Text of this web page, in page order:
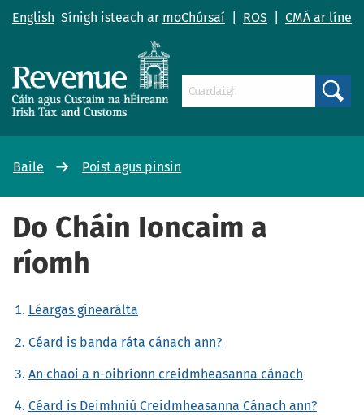
English Sínigh isteach ar moChúrsaí ROS CMÁ ar líne
Baile Poist agus pinsin
Do Cháin Ioncaim a
ríomh
Léargas ginearálta
Céard is banda ráta cánach ann?
An chaoi a n-oibríonn creidmheasanna cánach
Céard is Deimhniú Creidmheasanna Cánach ann?